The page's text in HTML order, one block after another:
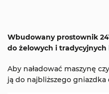
Wbudowany prostownik
do żelowych i
Aby naładować maszynę
ją do najbliższego